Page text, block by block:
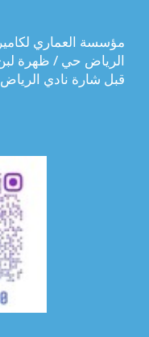
مؤسسة العماري
قبل شارة نادي الرياض